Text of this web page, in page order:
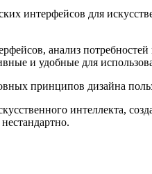
интерфейсов для
анализ
и удобные для
принципов дизайна
интеллекта,